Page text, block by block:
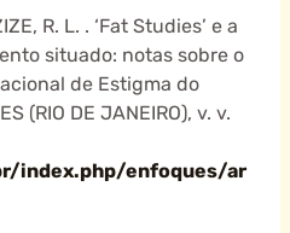
R. L. . ‘Fat Studies’ e a
situado: notas sobre o
de Estigma do
(RIO DE JANEIRO), v. v.
index.php/enfoques/ar